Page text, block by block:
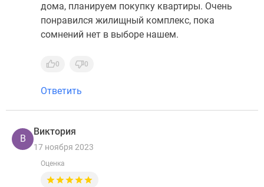
дома, планируем покупку квартиры. Очень
понравился жилищный комплекс, пока
сомнений нет в выборе нашем.
0 0
Ответить
В
Виктория
17 ноября 2023
Оценка